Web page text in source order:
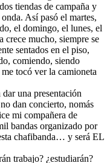
tiendas de campaña y
Así pasó el martes,
el domingo, el lunes, el
mucho, siempre se
sentados en el piso,
comiendo, siendo
tocó ver la camioneta
una presentación
dan concierto, nomás
mi compañera de
bandas organizado por
chafibanda… y será EL
trabajo? ¿estudiarán?